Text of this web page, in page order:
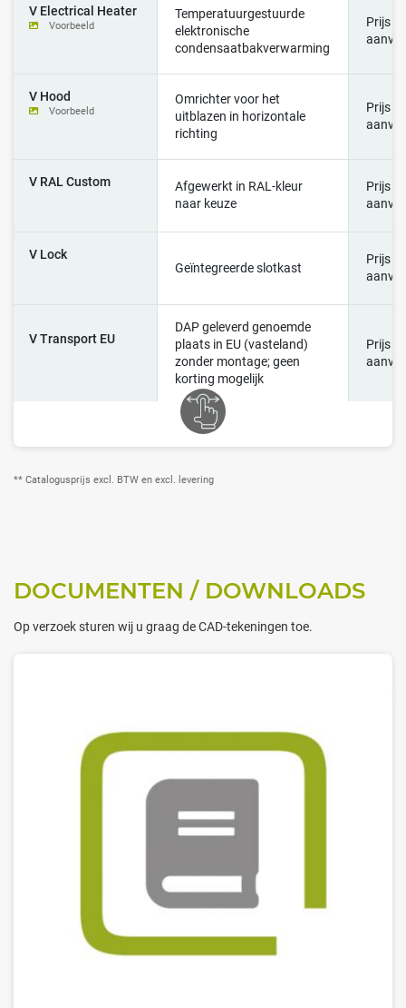
V Electrical Heater
Voorbeeld
Temperatuurgestuurde
elektronische
condensaatbakverwarming
Prijs
V Hood
Voorbeeld
Omrichter voor het
uitblazen in horizontale
richting
Prijs
V RAL Custom
Afgewerkt in RAL-kleur
naar keuze
Prijs
V Lock
Geïntegreerde slotkast
Prijs
V Transport EU
DAP geleverd genoemde
plaats in EU (vasteland)
zonder montage; geen
korting mogelijk
Prijs
** Catalogusprijs excl. BTW en excl. levering
DOCUMENTEN / DOWNLOADS
Op verzoek sturen wij u graag de CAD-tekeningen toe.